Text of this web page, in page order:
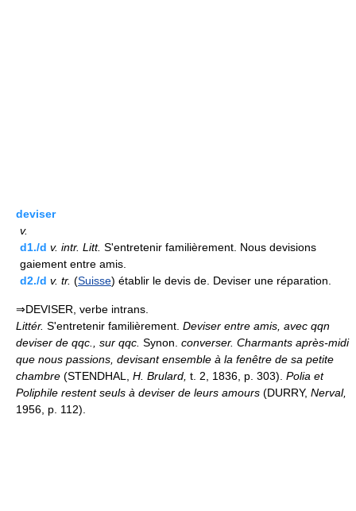
deviser
v.
d1./d v. intr. Litt. S'entretenir familièrement. Nous devisions
gaiement entre amis.
d2./d v. tr. (Suisse) établir le devis de. Deviser une réparation.
⇒DEVISER, verbe intrans.
Littér. S'entretenir familièrement. Deviser entre amis, avec qqn
deviser de qqc., sur qqc. Synon. converser. Charmants après-midi
que nous passions, devisant ensemble à la fenêtre de sa petite
chambre (STENDHAL, H. Brulard, t. 2, 1836, p. 303). Polia et
Poliphile restent seuls à deviser de leurs amours (DURRY, Nerval,
1956, p. 112).